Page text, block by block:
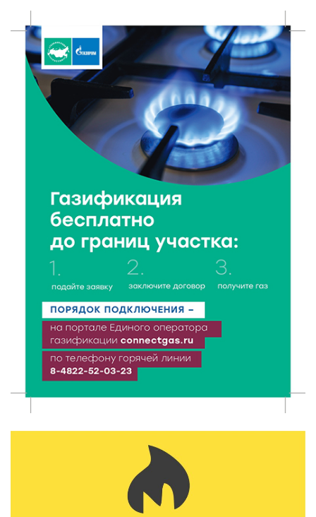
6 Авг 2026 23:07
От ливней к ясным дням: как изменится погода в
Твери в начале августа
6 Авг 2026 22:02 375
В Твери прошла акция «Светлячок»: как сделать
ребенка видимым для водителей в любую погоду
6 Авг 2026 21:15 314
Водителям региона напоминают о правилах
перевозки детей в машине
6 Авг 2026 21:01 353
Триумф на воде: Тверская область взяла 13 медалей
и командный зачёт первенства России по гребле
6 Авг 2026 20:01 517
Тверские школьники покорили Дальний Восток:
Забота о пациентах и врачах: в ГКБ №7 стало ещё
373